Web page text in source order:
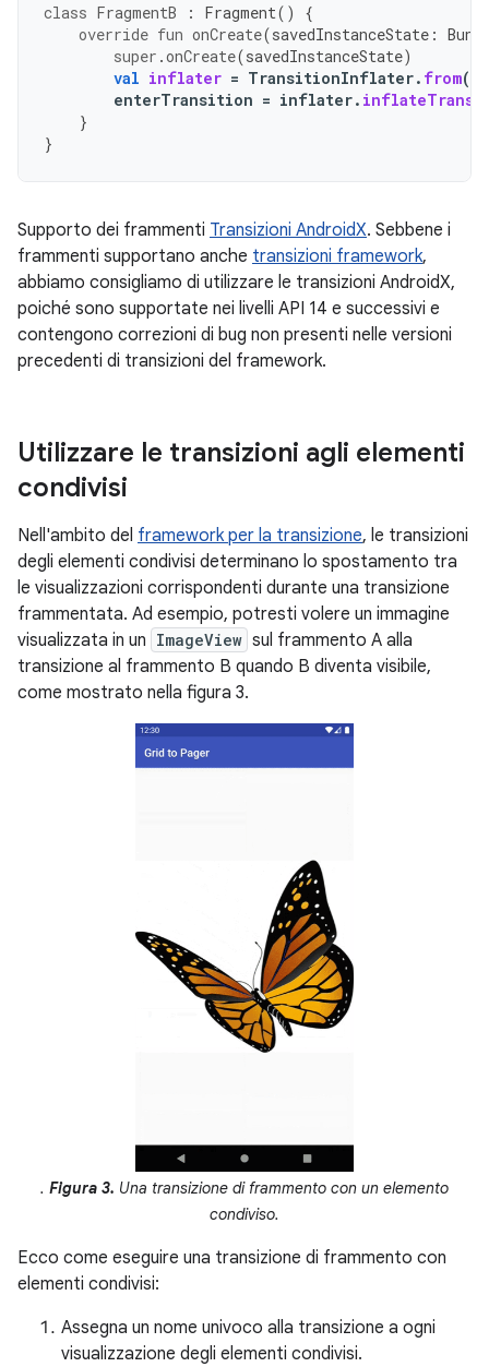
class FragmentB : Fragment()
{
override fun onCreate(savedInstanceState :
super .onCreate(savedInstanceState)
val inflater = TransitionInflater. from(
enterTransition = inflater.
}
}
Supporto dei frammenti Transizioni AndroidX. Sebbene i
frammenti supportano anche transizioni framework,
abbiamo consigliamo di utilizzare le transizioni AndroidX,
poiché sono supportate nei livelli API 14 e successivi e
contengono correzioni di bug non presenti nelle versioni
precedenti di transizioni del framework.
Utilizzare le transizioni agli elementi
condivisi
Nell'ambito del framework per la transizione, le transizioni
degli elementi condivisi determinano lo spostamento tra
le visualizzazioni corrispondenti durante una transizione
frammentata. Ad esempio, potresti volere un immagine
visualizzata in un ImageView sul frammento A alla
transizione al frammento B quando B diventa visibile,
come mostrato nella figura 3.
. Figura 3. Una transizione di frammento con un elemento
condiviso.
Ecco come eseguire una transizione di frammento con
elementi condivisi:
Assegna un nome univoco alla transizione a ogni
visualizzazione degli elementi condivisi.